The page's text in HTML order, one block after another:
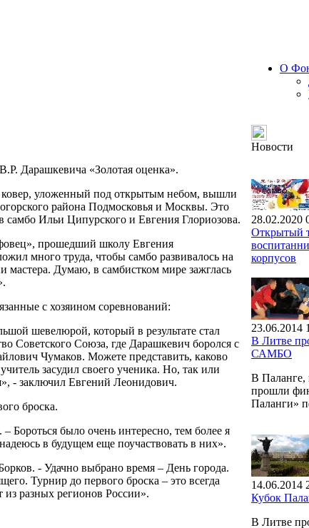
Дарашкевича «Золотая оценка».
ковер, уложенный под открытым небом, вышли
района Подмосковья и Москвы. Это
самбо Ильи Ципурского и Евгения Глориозова.
прошедший школу Евгения
много труда, чтобы самбо развивалось на
мастера. Думаю, в самбистком мире зажглась
с хозяином соревнований:
шевелюрой, который в результате стал
Советского Союза, где Дарашкевич боролся с
Чумаков. Можете представить, каково
засудил своего ученика. Но, так или
- заключил Евгений Леонидович.
броска.
Бороться было очень интересно, тем более я
в будущем еще поучаствовать в них».
- Удачно выбрано время – День города.
Турнир до первого броска – это всегда
разных регионов России».
О
Новости
28.02.2020
Открытый
корпусов
23.06.2014
В Литве
САМБО
В Паланге,
прошли
Паланги»
14.06.2014
Кубок
В Литве